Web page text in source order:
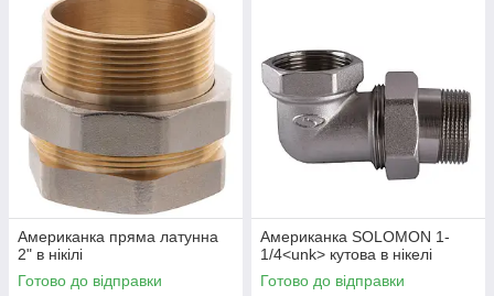
Американка пряма латунна
2" в нікілі
Готово до відправки
Американка SOLOMON 1-
1/4<unk> кутова в нікелі
Готово до відправки